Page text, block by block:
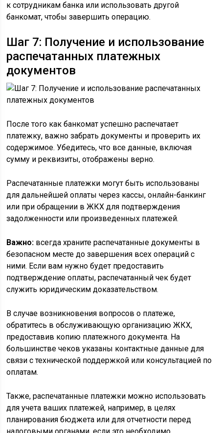
к сотрудникам банка или использовать другой
банкомат, чтобы завершить операцию.
Шаг 7: Получение и использование
распечатанных платежных
документов
После того как банкомат успешно распечатает
платежку, важно забрать документы и проверить их
содержимое. Убедитесь, что все данные, включая
сумму и реквизиты, отображены верно.
Распечатанные платежки могут быть использованы
для дальнейшей оплаты через кассы, онлайн-банкинг
или при обращении в ЖКХ для подтверждения
задолженности или произведенных платежей.
Важно: всегда храните распечатанные документы в
безопасном месте до завершения всех операций с
ними. Если вам нужно будет предоставить
подтверждение оплаты, распечатанный чек будет
служить юридическим доказательством.
В случае возникновения вопросов о платеже,
обратитесь в обслуживающую организацию ЖКХ,
предоставив копию платежного документа. На
большинстве чеков указаны контактные данные для
связи с технической поддержкой или консультацией по
оплатам.
Также, распечатанные платежки можно использовать
для учета ваших платежей, например, в целях
планирования бюджета или для отчетности перед